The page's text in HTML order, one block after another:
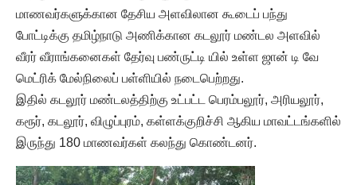
மாணவர்களுக்கான தேசிய அளவிலான கூடைப் பந்து
போட்டிக்கு தமிழ்நாடு அணிக்கான கடலூர் மண்டல அளவில்
வீரர் வீராங்கனைகள் தேர்வு பண்ருட்டி யில் உள்ள ஜான் டி வே
மெட்ரிக் மேல்நிலைப் பள்ளியில் நடைபெற்றது.
இதில் கடலூர் மண்டலத்திற்கு உட்பட்ட பெரம்பலூர், அரியலூர்,
கரூர், கடலூர், விழுப்புரம், கள்ளக்குறிச்சி ஆகிய மாவட்டங்களில்
இருந்து 180 மாணவர்கள் கலந்து கொண்டனர்.